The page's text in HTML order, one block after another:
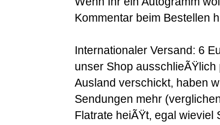
Kommentar beim Bestellen
Internationaler Versand: 6
unser Shop
Ausland verschickt, haben
Sendungen mehr
Flatrate heiÃŸt, egal wieviel